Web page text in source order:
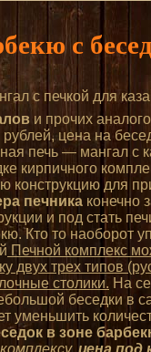
с
и прочих
цена на
печь — мангал с
кирпичного
конструкцию для
печника конечно
и под стать
Кто то наоборот
Печной комплекс
двух трех типов
столики. На
беседки в
уменьшить
в зоне
цена под